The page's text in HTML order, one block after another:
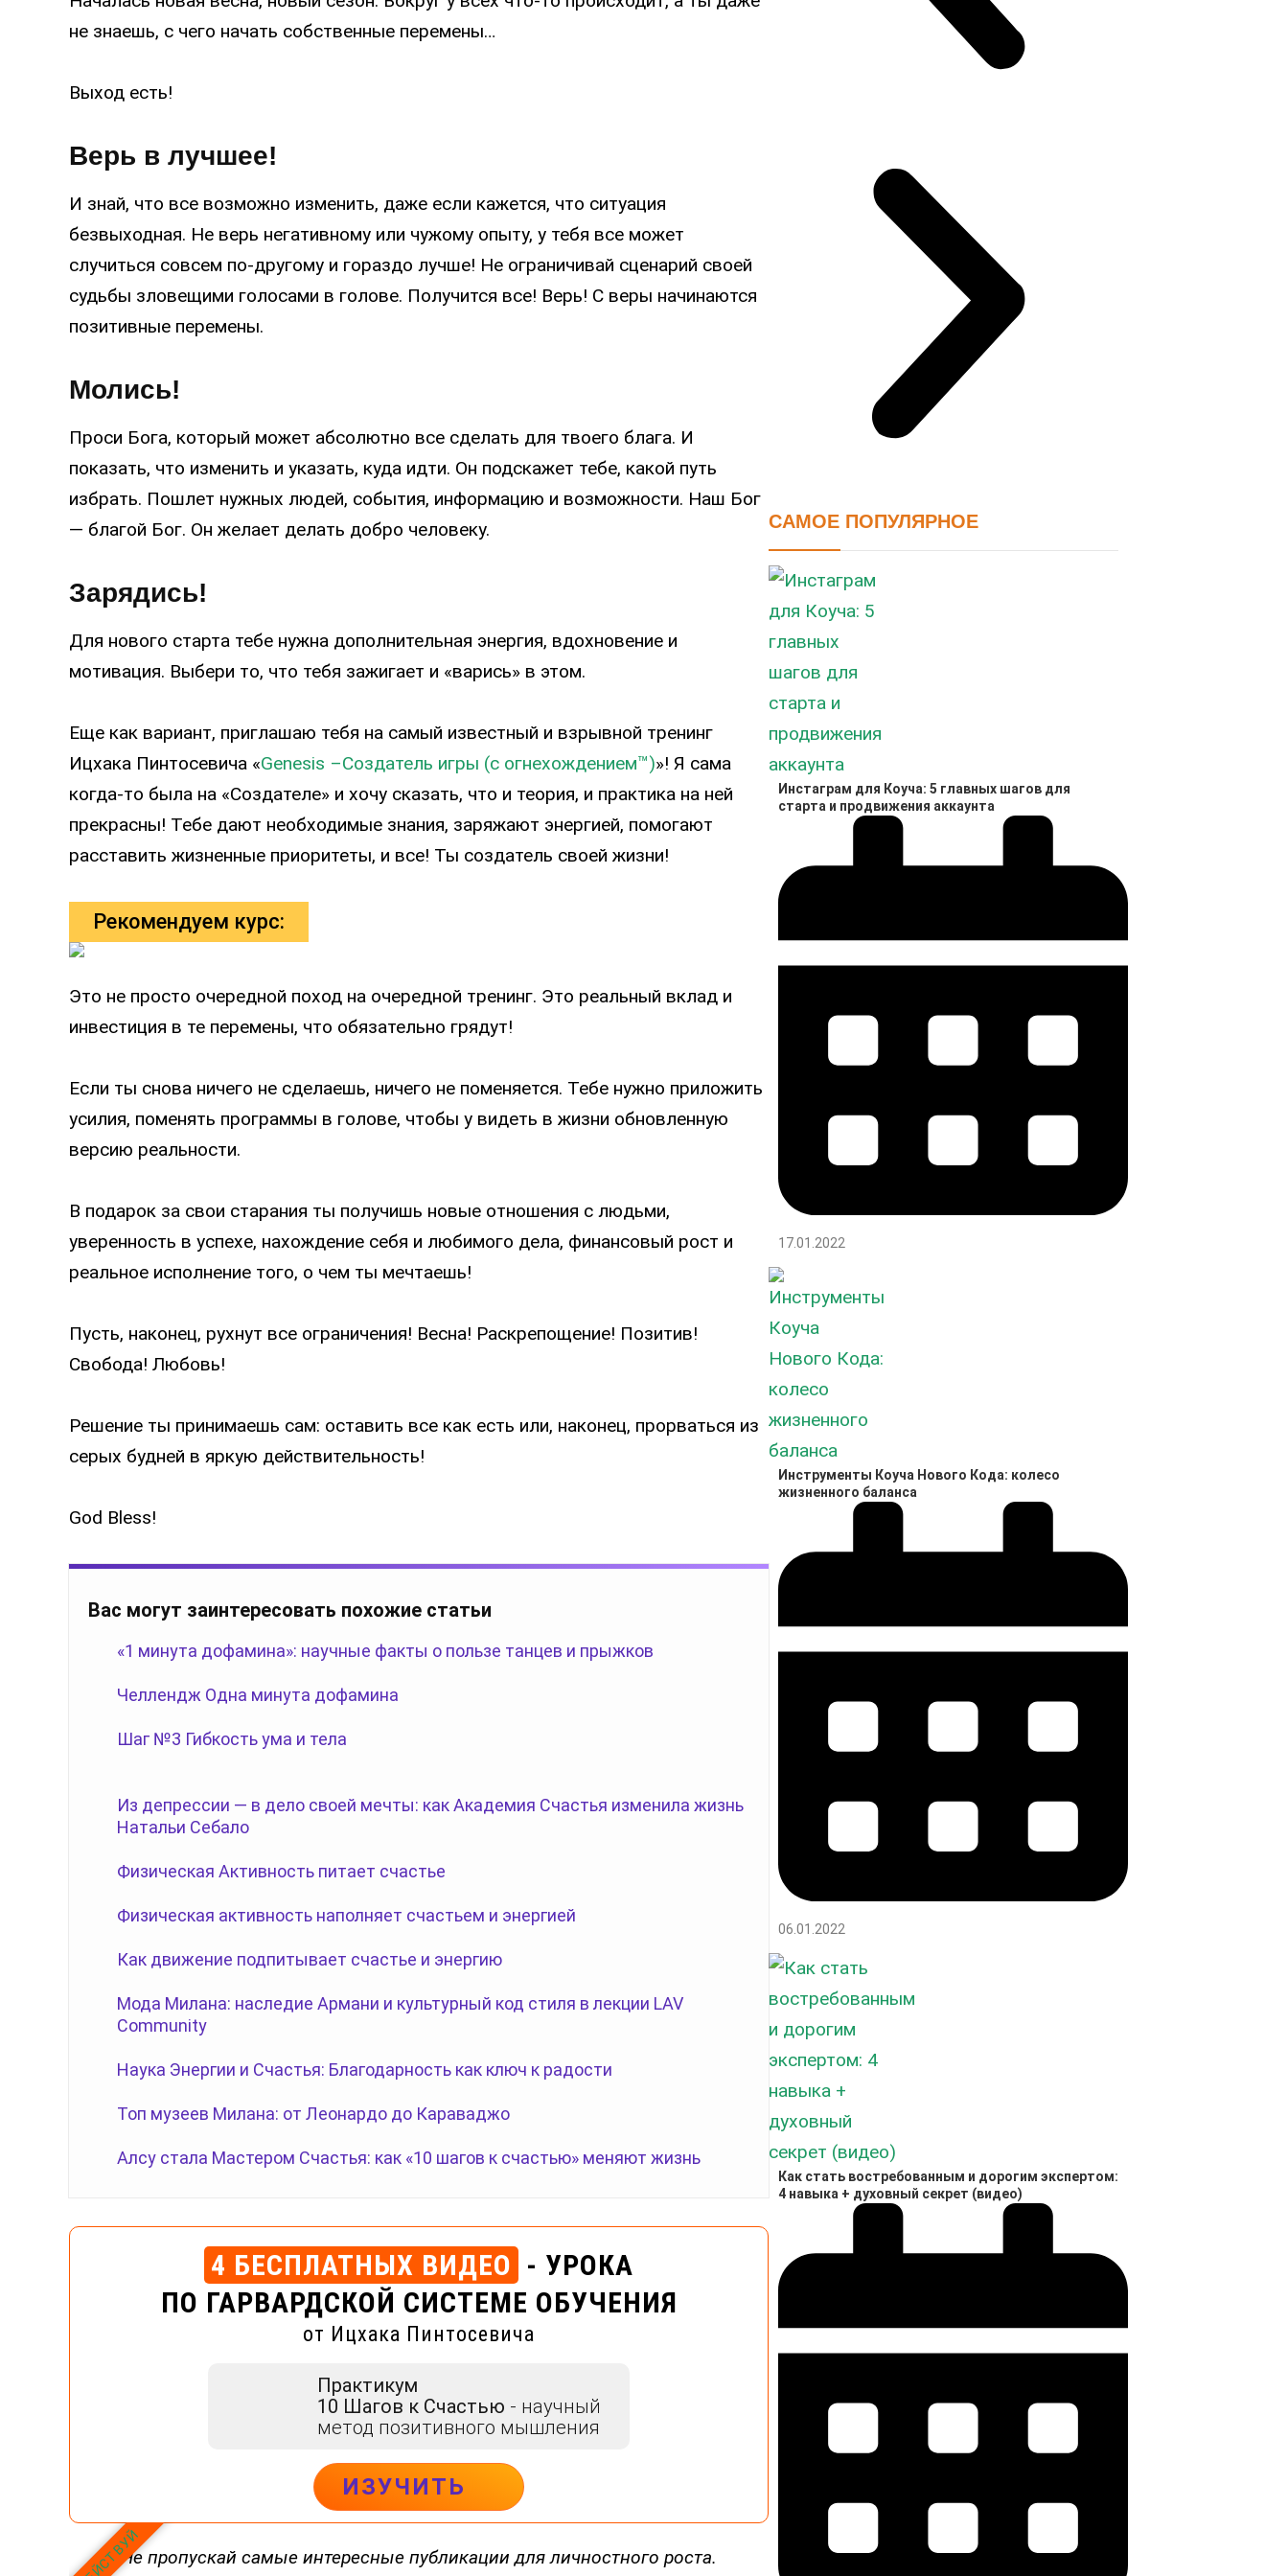
не знаешь, с чего начать собственные перемены…
Выход есть!
Верь в лучшее!
И знай, что все возможно изменить, даже если кажется, что ситуация
безвыходная. Не верь негативному или чужому опыту, у тебя все может
случиться совсем по-другому и гораздо лучше! Не ограничивай сценарий своей
судьбы зловещими голосами в голове. Получится все! Верь! С веры начинаются
позитивные перемены.
Молись!
Проси Бога, который может абсолютно все сделать для твоего блага. И
показать, что изменить и указать, куда идти. Он подскажет тебе, какой путь
избрать. Пошлет нужных людей, события, информацию и возможности. Наш Бог
— благой Бог. Он желает делать добро человеку.
Зарядись!
Для нового старта тебе нужна дополнительная энергия, вдохновение и
мотивация. Выбери то, что тебя зажигает и «варись» в этом.
Еще как вариант, приглашаю тебя на самый известный и взрывной тренинг
Ицхака Пинтосевича «Genesis –Создатель игры (с огнехождением™)»! Я сама
когда-то была на «Создателе» и хочу сказать, что и теория, и практика на ней
прекрасны! Тебе дают необходимые знания, заряжают энергией, помогают
расставить жизненные приоритеты, и все! Ты создатель своей жизни!
Рекомендуем курс:
Это не просто очередной поход на очередной тренинг. Это реальный вклад и
инвестиция в те перемены, что обязательно грядут!
Если ты снова ничего не сделаешь, ничего не поменяется. Тебе нужно приложить
усилия, поменять программы в голове, чтобы у видеть в жизни обновленную
версию реальности.
В подарок за свои старания ты получишь новые отношения с людьми,
уверенность в успехе, нахождение себя и любимого дела, финансовый рост и
реальное исполнение того, о чем ты мечтаешь!
Пусть, наконец, рухнут все ограничения! Весна! Раскрепощение! Позитив!
Свобода! Любовь!
Решение ты принимаешь сам: оставить все как есть или, наконец, прорваться из
серых будней в яркую действительность!
God Bless!
Вас могут заинтересовать похожие статьи
«1 минута дофамина»: научные факты о пользе танцев и прыжков
Челлендж Одна минута дофамина
Шаг №3 Гибкость ума и тела
Из депрессии — в дело своей мечты: как Академия Счастья изменила жизнь
Натальи Себало
Физическая Активность питает счастье
Физическая активность наполняет счастьем и энергией
Как движение подпитывает счастье и энергию
Мода Милана: наследие Армани и культурный код стиля в лекции LAV
Community
Наука Энергии и Счастья: Благодарность как ключ к радости
Топ музеев Милана: от Леонардо до Караваджо
Алсу стала Мастером Счастья: как «10 шагов к счастью» меняют жизнь
4 БЕСПЛАТНЫХ ВИДЕО - УРОКА
ПО ГАРВАРДСКОЙ СИСТЕМЕ ОБУЧЕНИЯ
от Ицхака Пинтосевича
Практикум
10 Шагов к Счастью - научный
метод позитивного мышления
ИЗУЧИТЬ
ДЕЙСТВУЙНе пропускай самые интересные публикации для личностного роста.
САМОЕ ПОПУЛЯРНОЕ
Инстаграм для Коуча: 5 главных шагов для
старта и продвижения аккаунта
17.01.2022
Инструменты Коуча Нового Кода: колесо
жизненного баланса
06.01.2022
Как стать востребованным и дорогим экспертом:
4 навыка + духовный секрет (видео)